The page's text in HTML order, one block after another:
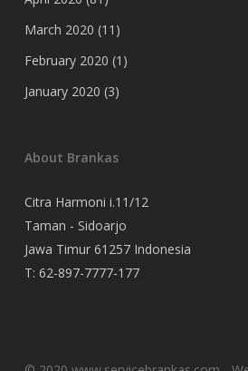
March 2020 (11)
February 2020 (1)
January 2020 (3)
About Brankas
Citra Harmoni i.11/12
Taman - Sidoarjo
Jawa Timur 61257 Indonesia
T: 62-897-7777-177